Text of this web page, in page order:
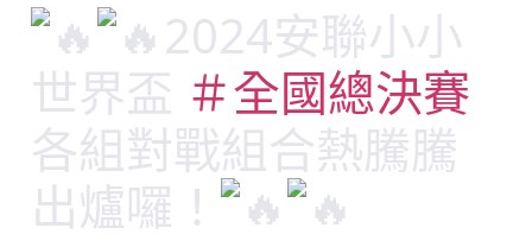
2024安聯小小
世界盃 ＃全國總決賽
各組對戰組合熱騰騰
出爐囉！